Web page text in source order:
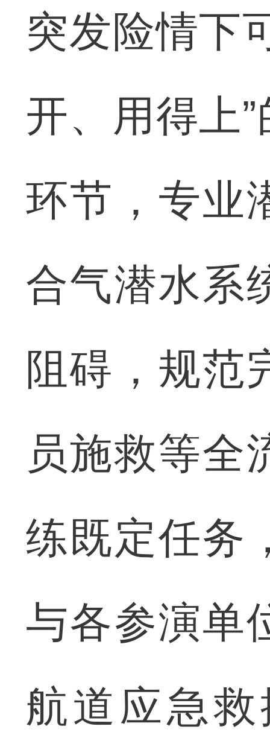
突发险情下
开、用得上
环节，专业
合气潜水系
阻碍，规范
员施救等全
练既定任务
与各参演单
航道应急